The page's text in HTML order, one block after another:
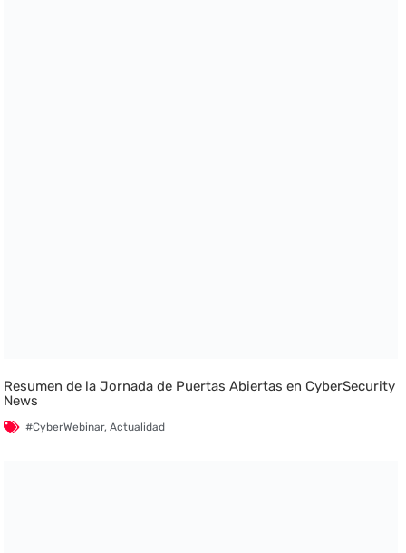
Resumen de la Jornada de Puertas Abiertas en CyberSecurity
News
#CyberWebinar,Actualidad